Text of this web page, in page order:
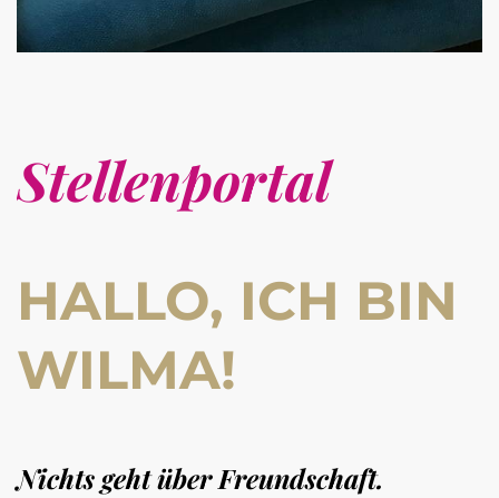
Stellenportal
HALLO, ICH BIN
WILMA!
Nichts geht über Freundschaft.